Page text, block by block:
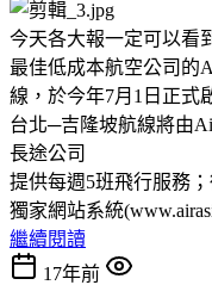
今天各大報一定可以看
最佳低成本航空公司的
線，於今年7月1日正式
台北─吉隆坡航線將由
長途公司
提供每週5班飛行服務
獨家網站系統
繼續閱讀
17年前